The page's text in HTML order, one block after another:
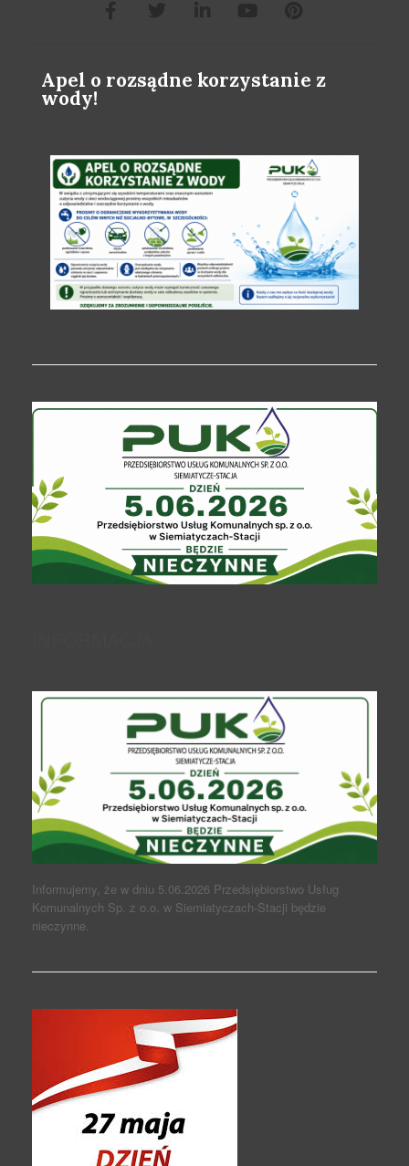
Apel o rozsądne korzystanie z
wody!
Informujemy, że w dniu 5.06.2026 Przedsiębiorstwo Usług
Komunalnych Sp. z o.o. w Siemiatyczach-Stacji będzie
nieczynne.